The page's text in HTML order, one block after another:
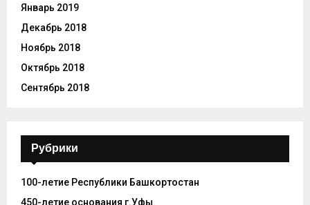
Январь 2019
Декабрь 2018
Ноябрь 2018
Октябрь 2018
Сентябрь 2018
Рубрики
100-летие Республики Башкортостан
450-летие основания г.Уфы